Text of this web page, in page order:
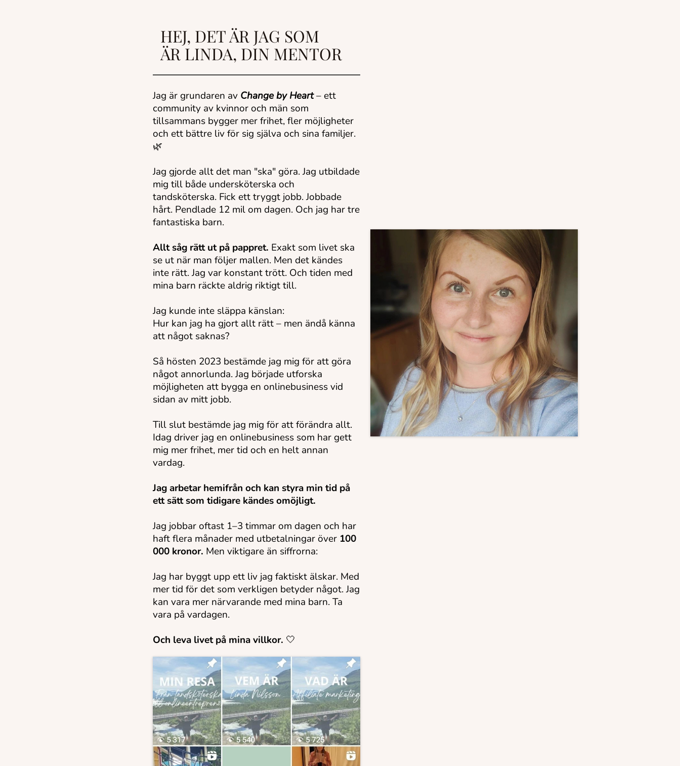
HEJ, DET ÄR JAG SOM
ÄR LINDA, DIN MENTOR
Jag är grundaren av Change by Heart– ett
community av kvinnor och män som
tillsammans bygger mer frihet, fler möjligheter
och ett bättre liv för sig själva och sina familjer.
🌿
Jag gjorde allt det man "ska" göra. Jag utbildade
mig till både undersköterska och
tandsköterska. Fick ett tryggt jobb. Jobbade
hårt. Pendlade 12 mil om dagen. Och jag har tre
fantastiska barn.
Allt såg rätt ut på pappret. Exakt som livet ska
se ut när man följer mallen. Men det kändes
inte rätt. Jag var konstant trött. Och tiden med
mina barn räckte aldrig riktigt till.
Jag kunde inte släppa känslan:
Hur kan jag ha gjort allt rätt – men ändå känna
att något saknas?
Så hösten 2023 bestämde jag mig för att göra
något annorlunda. Jag började utforska
möjligheten att bygga en onlinebusiness vid
sidan av mitt jobb.
Till slut bestämde jag mig för att förändra allt.
Idag driver jag en onlinebusiness som har gett
mig mer frihet, mer tid och en helt annan
vardag.
Jag arbetar hemifrån och kan styra min tid på
ett sätt som tidigare kändes omöjligt.
Jag jobbar oftast 1–3 timmar om dagen och har
haft flera månader med utbetalningar över 100
000 kronor. Men viktigare än siffrorna:
Jag har byggt upp ett liv jag faktiskt älskar. Med
mer tid för det som verkligen betyder något. Jag
kan vara mer närvarande med mina barn. Ta
vara på vardagen.
Och leva livet på mina villkor. 🤍